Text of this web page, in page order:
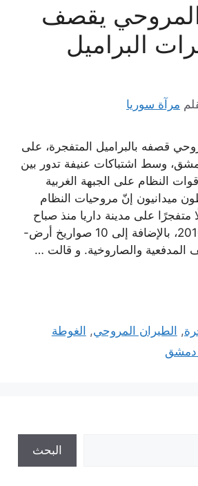
المروحي يقصف
البراميل
مرآة سوريا
قصفه بالبراميل المتفجرة، على
وسط اشتباكات عنيفة تدور بين
النظام على الجبهة الغربية
ميدانيون إنّ مروحيات النظام
40 برميلًا متفجرًا على مدينة داريا منذ صباح
اليوم 25 حزيران 2016، بالإضافة إلى 10 صواريخ أرض-
المدفعية والصاروخية. و قالت …
, الطيران المروحي, الغوطة
البحث